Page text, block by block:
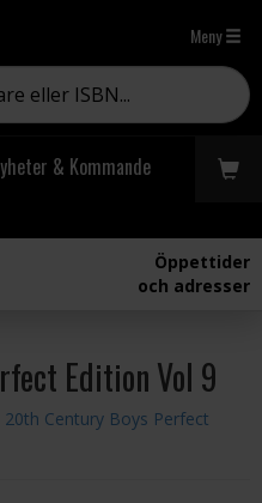
Meny
& Kommande
Öppettider
och adresser
Edition Vol 9
20th Century Boys Perfect